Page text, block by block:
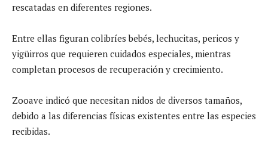
rescatadas en diferentes regiones.
Entre ellas figuran colibríes bebés, lechucitas, pericos y
yigüirros que requieren cuidados especiales, mientras
completan procesos de recuperación y crecimiento.
Zooave indicó que necesitan nidos de diversos tamaños,
debido a las diferencias físicas existentes entre las especies
recibidas.